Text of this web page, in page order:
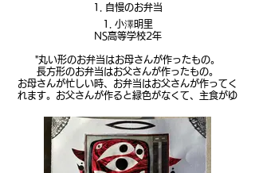
1. 自慢のお弁当
1. 小澤明里
NS高等学校2年
"丸い形のお弁当はお母さんが作ったもの。
長方形のお弁当はお父さんが作ったもの。
お母さんが忙しい時、お弁当はお父さんが作ってく
れます。お父さんが作ると緑色がなくて、主食がゆ
いのかと思うような筋肉弁当。学校で開けるのが少
し恥ずかしいです。そんなお父さんのお弁当とは違
ってお母さんのお弁当は種類豊富なおかずと色とり
どりでたまに干し芋やせんべいが入っています。
自分でお弁当作った時、おかずは一種類しか作れま